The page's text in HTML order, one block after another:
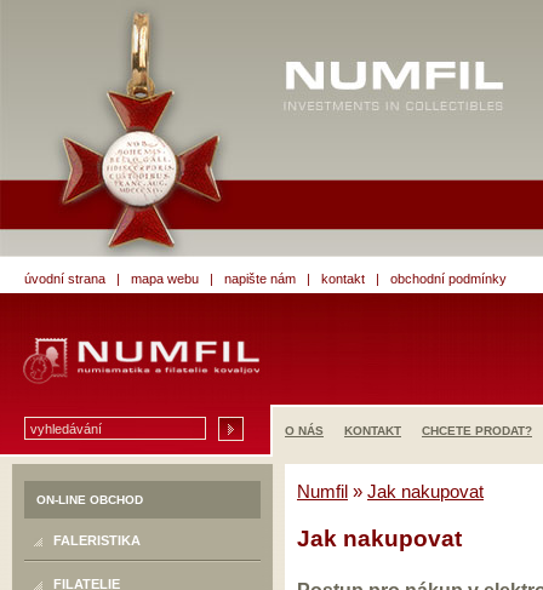
úvodní strana | mapa webu | napište nám | kontakt | obchodní podmínky
O NÁS KONTAKT CHCETE PRODAT?
ON-LINE OBCHOD
FALERISTIKA
FILATELIE
Numfil » Jak nakupovat
Jak nakupovat